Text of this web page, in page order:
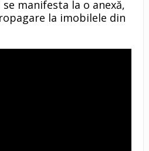
manifesta la o anexă,
la imobilele din